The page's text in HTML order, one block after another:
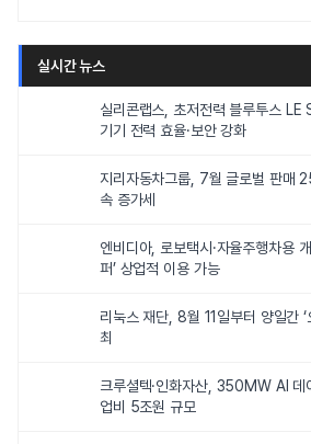
실시간 뉴스
실리콘랩스, 초저전력 블루투스
기기 전력 효율·보안 강화
지리자동차그룹, 7월 글로벌 판매
속 증가세
엔비디아, 로보택시·자율주행차용
퍼’ 상업적 이용 가능
리눅스 재단, 8월 11일부터 양일간 ‘
최
크루셜텍·인화자산, 350MW AI
업비 5조원 규모